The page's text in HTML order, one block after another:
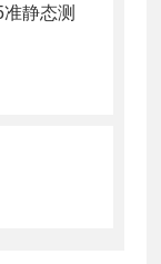
静态测